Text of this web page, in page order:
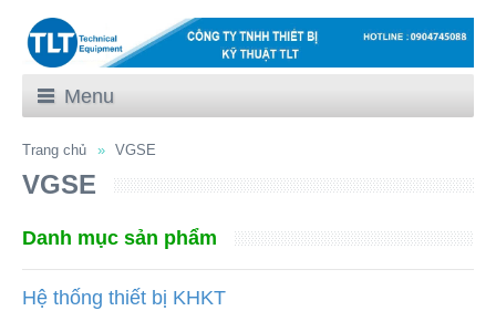
Menu
Trang chủ VGSE
VGSE
Danh mục sản phẩm
Hệ thống thiết bị KHKT